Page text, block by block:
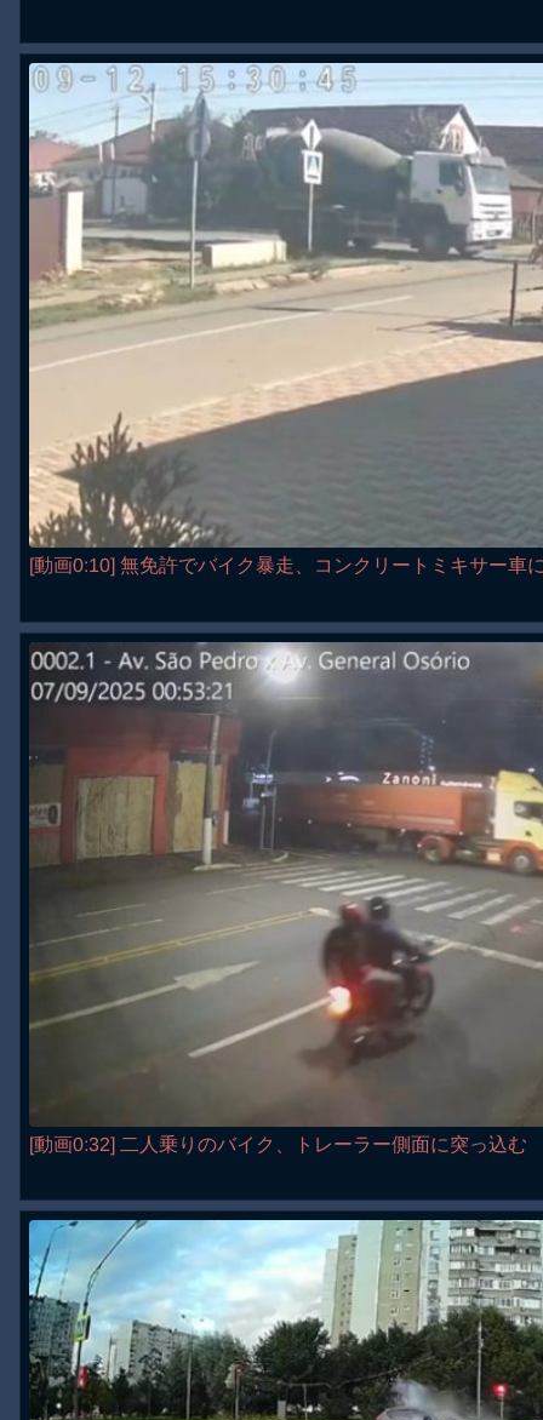
[動画0:10] 無免許でバイク暴走、コンクリートミキサー車
[動画0:32] 二人乗りのバイク、トレーラー側面に突っ込む